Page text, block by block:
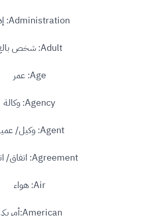
Administration: إدارة
Adult: شخص بالغ
Age: عمر
Agency: وكالة
Agent: وكيل/ عميل
Agreement: اتفاق/ اتفاقية
Air: هواء
American:أمريكي